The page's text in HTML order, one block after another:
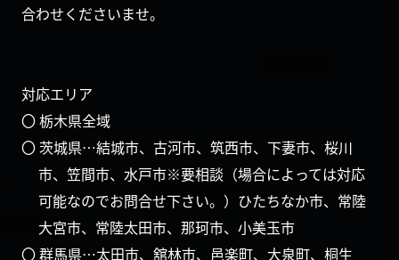
合わせくださいませ。
対応エリア
〇 栃木県全域
〇 茨城県…結城市、古河市、筑西市、下妻市、桜川
市、笠間市、水戸市※要相談（場合によっては対応
可能なのでお問合せ下さい。）ひたちなか市、常陸
大宮市、常陸太田市、那珂市、小美玉市
〇 群馬県…太田市、舘林市、邑楽町、大泉町、桐生